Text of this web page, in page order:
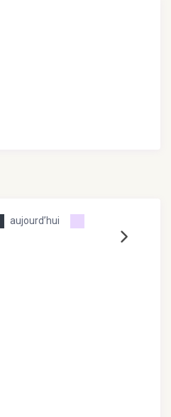
aujourd’hui